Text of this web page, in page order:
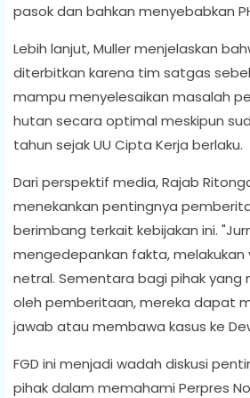
pasok dan bahkan menyebabkan
Lebih lanjut, Muller menjelaskan
diterbitkan karena tim satgas
mampu menyelesaikan masalah
hutan secara optimal meskipun
tahun sejak UU Cipta Kerja berlaku.
Dari perspektif media, Rajab
menekankan pentingnya
berimbang terkait kebijakan ini.
mengedepankan fakta,
netral. Sementara bagi pihak yang
oleh pemberitaan, mereka dapat
jawab atau membawa kasus ke
FGD ini menjadi wadah diskusi
pihak dalam memahami Perpres